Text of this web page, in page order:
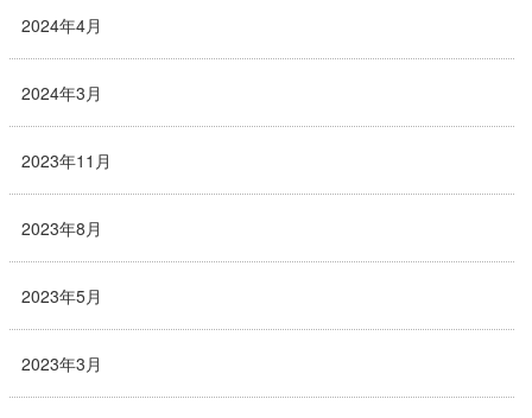
2024年4月
2024年3月
2023年11月
2023年8月
2023年5月
2023年3月